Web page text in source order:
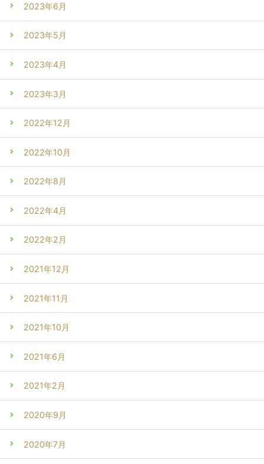
2023年6月
2023年5月
2023年4月
2023年3月
2022年12月
2022年10月
2022年8月
2022年4月
2022年2月
2021年12月
2021年11月
2021年10月
2021年6月
2021年2月
2020年9月
2020年7月